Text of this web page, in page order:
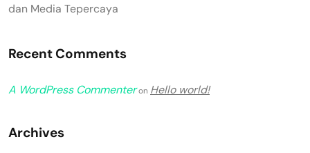
dan Media Tepercaya
Recent Comments
A WordPress Commenteron Hello world!
Archives